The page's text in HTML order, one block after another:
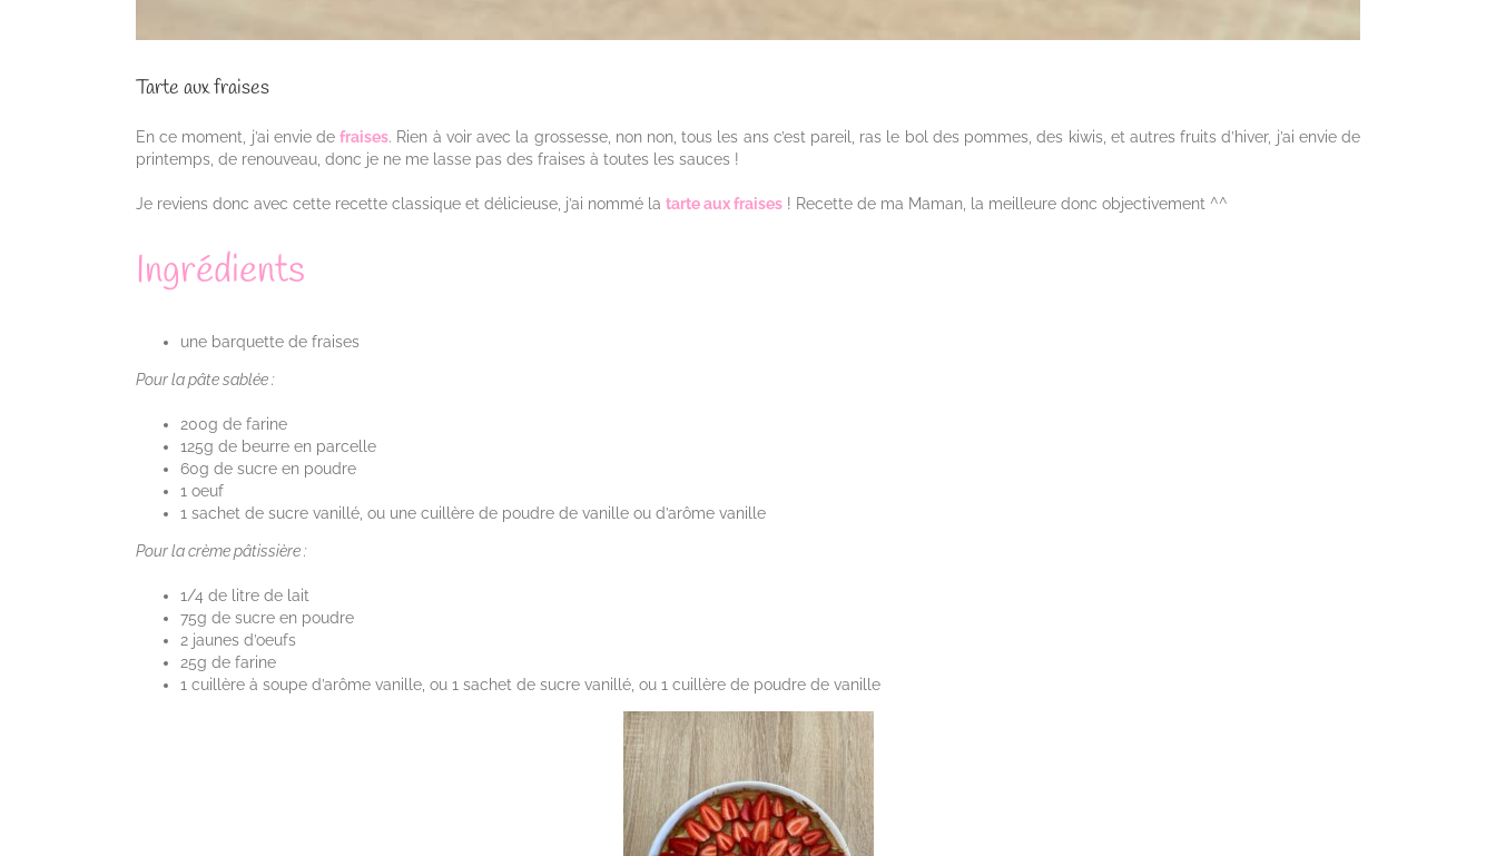
Tarte aux fraises
En ce moment, j’ai envie defraises. Rien à voir avec la grossesse, non non, tous les ans c’est pareil, ras le bol des pommes, des kiwis, et autres fruits d’hiver, j’ai envie de
printemps, de renouveau, donc je ne me lasse pas des fraises à toutes les sauces !
Je reviens donc avec cette recette classique et délicieuse, j’ai nommé la tarte aux fraises ! Recette de ma Maman, la meilleure donc objectivement ^^
Ingrédients
une barquette de fraises
Pour la pâte sablée :
200g de farine
125g de beurre en parcelle
60g de sucre en poudre
1 oeuf
1 sachet de sucre vanillé, ou une cuillère de poudre de vanille ou d’arôme vanille
Pour la crème pâtissière :
1/4 de litre de lait
75g de sucre en poudre
2 jaunes d’oeufs
25g de farine
1 cuillère à soupe d’arôme vanille, ou 1 sachet de sucre vanillé, ou 1 cuillère de poudre de vanille